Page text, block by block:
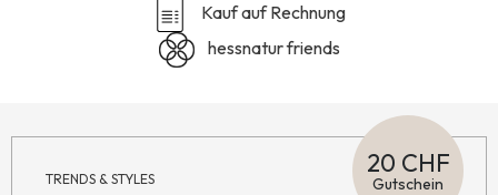
Kauf auf Rechnung
hessnatur friends
TRENDS & STYLES
20 CHF
Gutschein